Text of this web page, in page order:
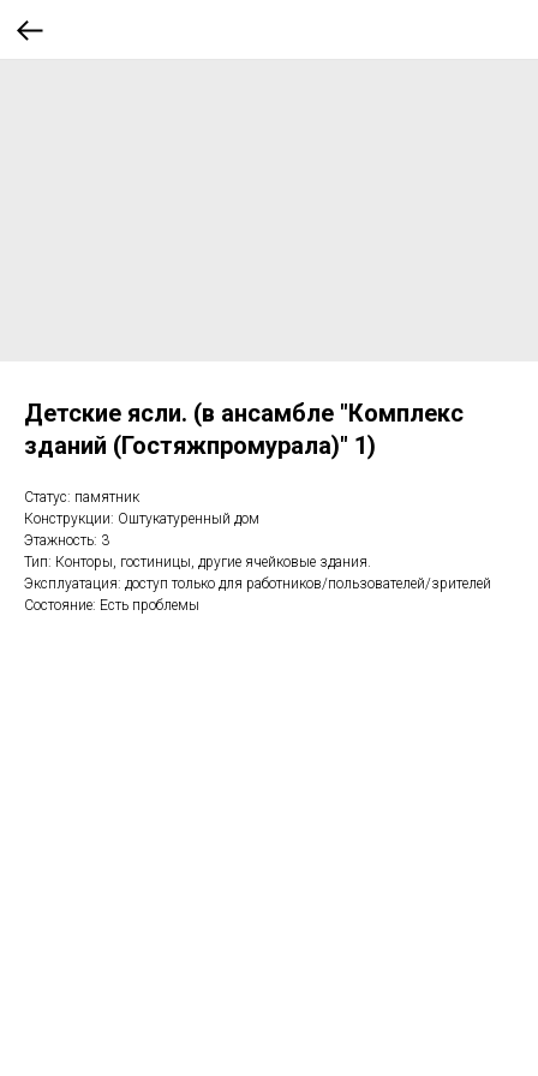
Детские ясли. (в ансамбле "Комплекс
зданий (Гостяжпромурала)" 1)
Статус: памятник
Конструкции: Оштукатуренный дом
Этажность: 3
Тип: Конторы, гостиницы, другие ячейковые здания.
Эксплуатация: доступ только для работников/пользователей/зрителей
Состояние: Есть проблемы